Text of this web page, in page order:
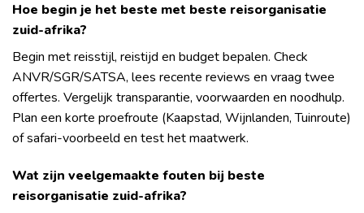
Hoe begin je het beste met beste reisorganisatie
zuid-afrika?
Begin met reisstijl, reistijd en budget bepalen. Check
ANVR/SGR/SATSA, lees recente reviews en vraag twee
offertes. Vergelijk transparantie, voorwaarden en noodhulp.
Plan een korte proefroute (Kaapstad, Wijnlanden, Tuinroute)
of safari-voorbeeld en test het maatwerk.
Wat zijn veelgemaakte fouten bij beste
reisorganisatie zuid-afrika?